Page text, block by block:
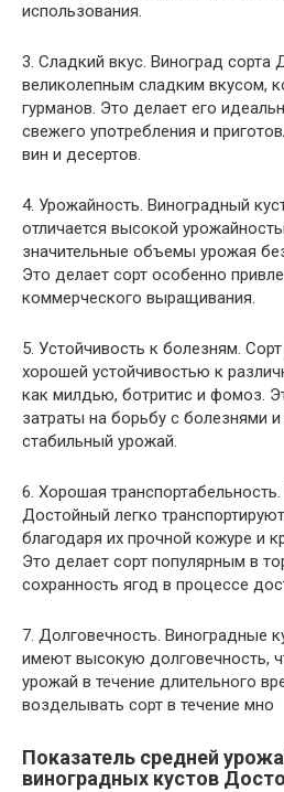
использования.
3. Сладкий вкус. Виноград
великолепным сладким вкусом,
гурманов. Это делает его
свежего употребления и
вин и десертов.
4. Урожайность. Виноградный
отличается высокой
значительные объемы урожая
Это делает сорт особенно
коммерческого выращивания.
5. Устойчивость к болезням.
хорошей устойчивостью к
как милдью, ботритис и фомоз.
затраты на борьбу с болезнями
стабильный урожай.
6. Хорошая
Достойный легко
благодаря их прочной кожуре и
Это делает сорт популярным в
сохранность ягод в процессе
7. Долговечность. Виноградные
имеют высокую долговечность,
урожай в течение длительного
возделывать сорт в течение мно
Показатель средней
виноградных кустов